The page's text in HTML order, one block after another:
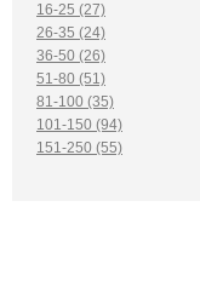
16-25 (27)
26-35 (24)
36-50 (26)
51-80 (51)
81-100 (35)
101-150 (94)
151-250 (55)